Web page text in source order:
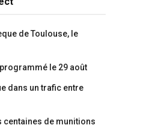
de Toulouse, le
le 29 août
dans un trafic entre
centaines de munitions